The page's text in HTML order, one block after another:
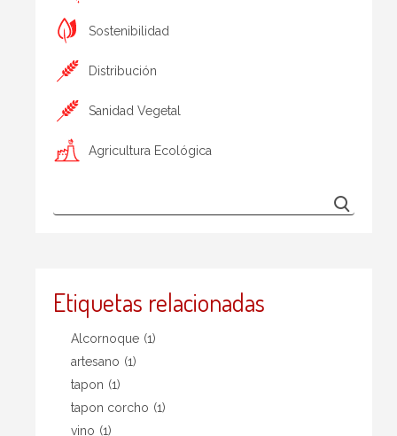
Sostenibilidad
Distribución
Sanidad Vegetal
Agricultura Ecológica
Etiquetas relacionadas
Alcornoque (1)
artesano (1)
tapon (1)
tapon corcho (1)
vino (1)